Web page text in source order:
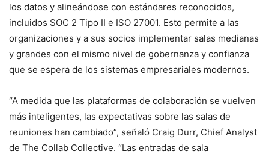
los datos y alineándose con estándares reconocidos,
incluidos SOC 2 Tipo II e ISO 27001. Esto permite a las
organizaciones y a sus socios implementar salas medianas
y grandes con el mismo nivel de gobernanza y confianza
que se espera de los sistemas empresariales modernos.
“A medida que las plataformas de colaboración se vuelven
más inteligentes, las expectativas sobre las salas de
reuniones han cambiado”, señaló Craig Durr, Chief Analyst
de The Collab Collective. “Las entradas de sala